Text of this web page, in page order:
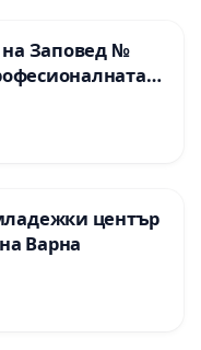
на Заповед №
в
по икономика и
център
Варна